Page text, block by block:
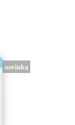
novinka